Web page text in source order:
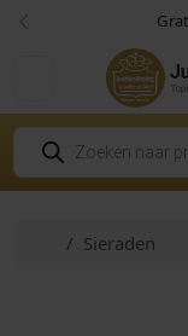
Skip to content
Skip to footer
Vorige
P
o
d
HomeSieraden